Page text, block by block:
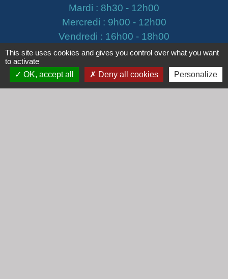
Mardi : 8h30 - 12h00
Mercredi : 9h00 - 12h00
Vendredi : 16h00 - 18h00
email : secretariat@cogny.fr
This site uses cookies and gives you control over what you want
to activate
OK, accept all
Deny all cookies Personalize